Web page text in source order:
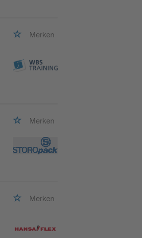
Merken
Merken
Merken